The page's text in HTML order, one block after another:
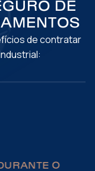
DE
de contratar
O